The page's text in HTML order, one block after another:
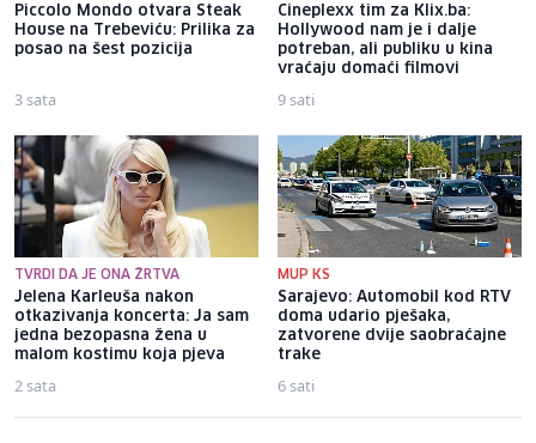
Piccolo Mondo otvara Steak
House na Trebeviću: Prilika za
posao na šest pozicija
3 sata
Cineplexx tim za Klix.ba:
Hollywood nam je i dalje
potreban, ali publiku u kina
vraćaju domaći filmovi
9 sati
TVRDI DA JE ONA ŽRTVA
Jelena Karleuša nakon
otkazivanja koncerta: Ja sam
jedna bezopasna žena u
malom kostimu koja pjeva
2 sata
MUP KS
Sarajevo: Automobil kod RTV
doma udario pješaka,
zatvorene dvije saobraćajne
trake
6 sati